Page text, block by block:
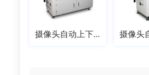
摄像头自动上下料机